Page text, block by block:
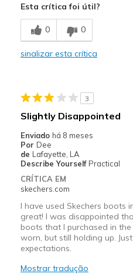
Durable
Stylish
Going Out
Width
Sizing
View On Shoes
Shoes
Esta crítica foi útil?
0 0
sinalizar esta crítica
3
Slightly Disappointed
Enviado há 8 meses
Por Dee
de Lafayette, LA
Describe Yourself Practical
CRÍTICA EM
skechers.com
I have used Skechers boots
great! I was disappointed
boots that I purchased in
worn, but still holding up.
expectations.
Mostrar tradução